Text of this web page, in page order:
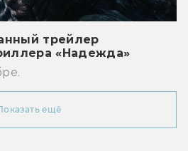
трейлер
«Надежда»
ещё